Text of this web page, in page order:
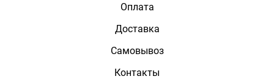
Оплата
Доставка
Самовывоз
Контакты